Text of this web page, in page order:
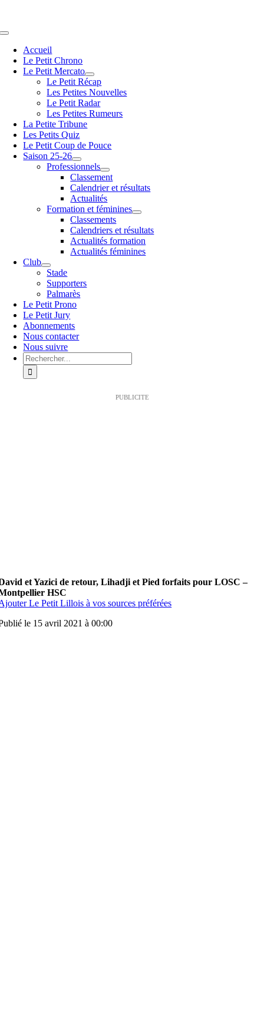
contenu
Navigation
basculeAccueil
Le Petit Chrono
Le Petit Mercato
Le Petit Récap
Les Petites Nouvelles
Le Petit Radar
Les Petites Rumeurs
La Petite Tribune
Les Petits Quiz
Le Petit Coup de Pouce
Saison 25-26
Professionnels
Classement
Calendrier et résultats
Actualités
Formation et féminines
Classements
Calendriers et résultats
Actualités formation
Actualités féminines
Club
Stade
Supporters
Palmarès
Le Petit Prono
Le Petit Jury
Abonnements
Nous contacter
Nous suivre
Rechercher:
PUBLICITE
et Yazici de retour, Lihadji et Pied forfaits pour LOSC –
HSC
Le Petit Lillois à vos sources préférées
le 15 avril 2021 à 00:00